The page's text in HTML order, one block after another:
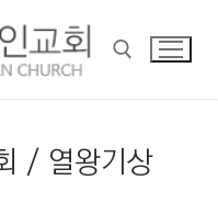
/ 열왕기상